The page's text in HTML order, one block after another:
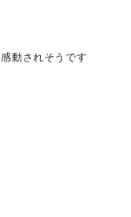
動されそうです